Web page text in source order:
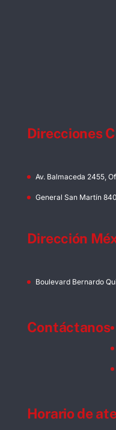
Direcciones
Av. Balmaceda 2455,
General San Martín
Dirección
Boulevard Bernardo
Contáctanos
Horario de